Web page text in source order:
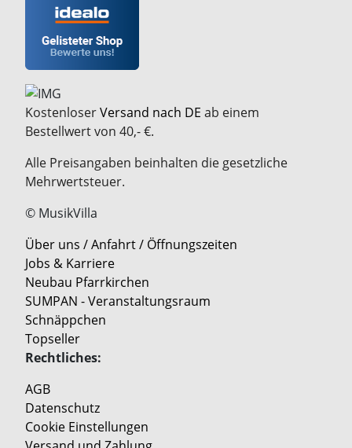
KostenloserVersand nach DE ab einem
Bestellwert von 40,- €.
Alle Preisangaben beinhalten die gesetzliche
Mehrwertsteuer.
© MusikVilla
Über uns / Anfahrt / Öffnungszeiten
Jobs & Karriere
Neubau Pfarrkirchen
SUMPAN - Veranstaltungsraum
Schnäppchen
Topseller
Rechtliches:
AGB
Datenschutz
Cookie Einstellungen